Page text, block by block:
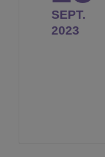
SEPT.
2023